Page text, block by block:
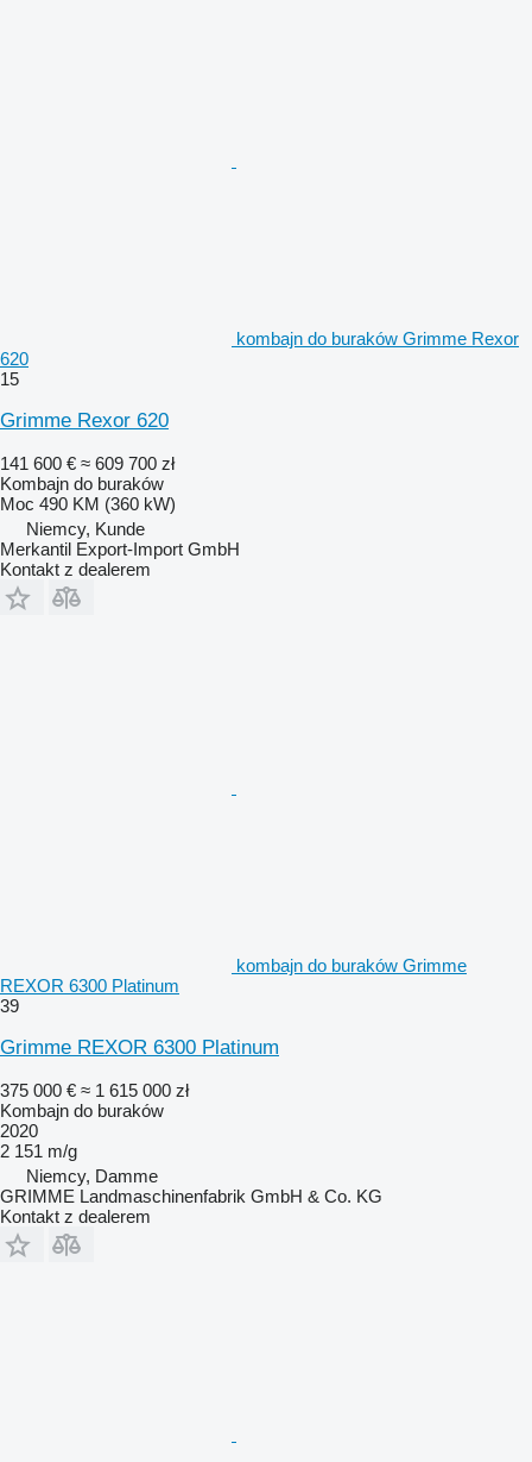
kombajn do buraków Grimme Rexor
620
15
Grimme Rexor 620
141 600 € ≈ 609 700 zł
Kombajn do buraków
Moc 490 KM (360 kW)
Niemcy, Kunde
Merkantil Export-Import GmbH
Kontakt z dealerem
kombajn do buraków Grimme
REXOR 6300 Platinum
39
Grimme REXOR 6300 Platinum
375 000 € ≈ 1 615 000 zł
Kombajn do buraków
2020
2 151 m/g
Niemcy, Damme
GRIMME Landmaschinenfabrik GmbH & Co. KG
Kontakt z dealerem